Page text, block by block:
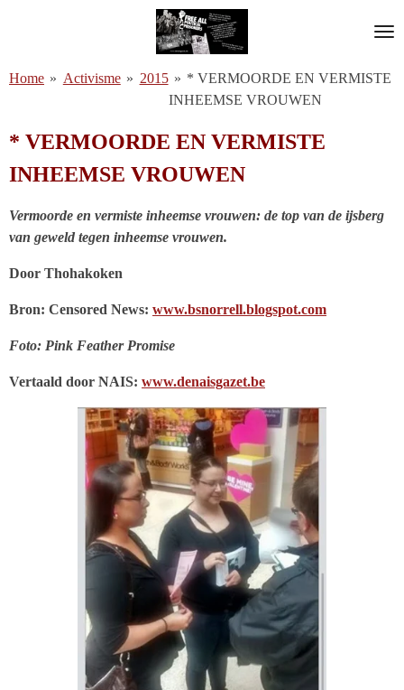
de
Home » Activisme » 2015 » * VERMOORDE EN VERMISTE
INHEEMSE VROUWEN
* VERMOORDE EN VERMISTE
INHEEMSE VROUWEN
Vermoorde en vermiste inheemse vrouwen: de top van de ijsberg
van geweld tegen inheemse vrouwen.
Door Thohakoken
Bron: Censored News: www.bsnorrell.blogspot.com
Foto: Pink Feather Promise
Vertaald door NAIS: www.denaisgazet.be